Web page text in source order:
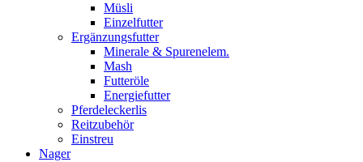
Müsli
Einzelfutter
Ergänzungsfutter
Minerale & Spurenelem.
Mash
Futteröle
Energiefutter
Pferdeleckerlis
Reitzubehör
Einstreu
Nager